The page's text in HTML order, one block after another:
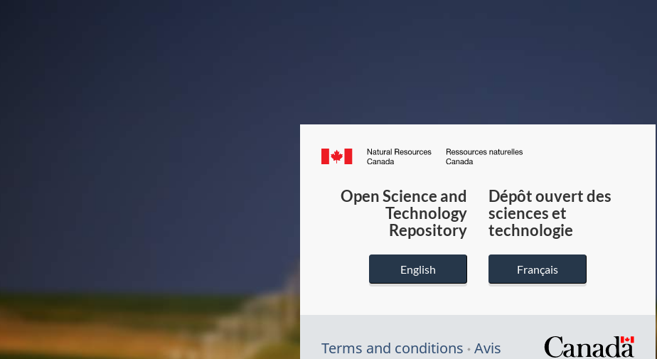
Canada.ca
du
Canada
Open Science and
Technology
Repository
English
Dépôt ouvert des
sciences et
technologie
Français
Terms and conditions Avis
/